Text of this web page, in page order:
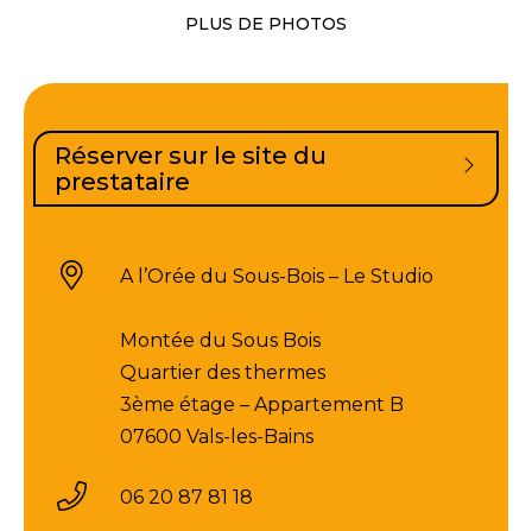
PLUS DE PHOTOS
Réserver sur le site du
prestataire
A l’Orée du Sous-Bois – Le Studio
Montée du Sous Bois
Quartier des thermes
3ème étage – Appartement B
07600 Vals-les-Bains
06 20 87 81 18